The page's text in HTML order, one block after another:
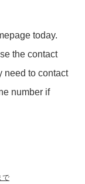
today.
the contact
need to contact
number if
で